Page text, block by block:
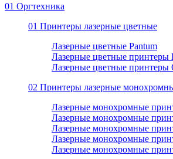
01 Оргтехника
01 Принтеры лазерные цветные
Лазерные цветные Pantum
Лазерные цветные принтеры
Лазерные цветные принтеры
02 Принтеры лазерные
Лазерные монохромные
Лазерные монохромные
Лазерные монохромные
Лазерные монохромные
Лазерные монохромные